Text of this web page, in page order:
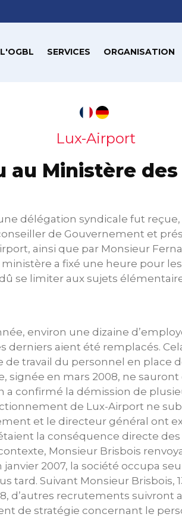
L'OGBL SERVICES ORGANISATION
Lux-Airport
au Ministère
délégation syndicale fut reçue,
de Gouvernement et
ainsi que par Monsieur
a fixé une heure pour
dû se limiter aux sujets
environ une dizaine
derniers aient été remplacés.
de travail du personnel en place
signée en mars 2008, ne
a confirmé la démission de
de Lux-Airport ne
et le directeur général ont
la conséquence directe
Monsieur Brisbois
janvier 2007, la société occupa
tard. Suivant Monsieur Brisbois,
d’autres recrutements suivront
de stratégie concernant le